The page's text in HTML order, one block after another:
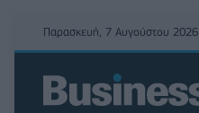
Παρασκευή, 7 Αυγούστου 2026